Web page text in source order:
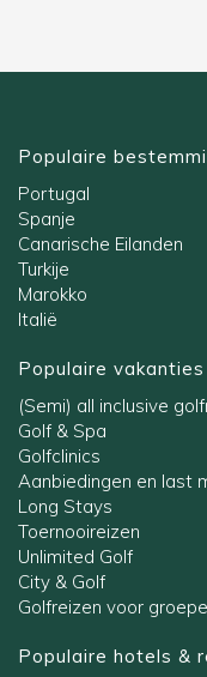
Populaire
Portugal
Spanje
Canarische Eilanden
Turkije
Marokko
Italië
Populaire vakanties
(Semi) all inclusive
Golf & Spa
Golfclinics
Aanbiedingen en last
Long Stays
Toernooireizen
Unlimited Golf
City & Golf
Golfreizen voor
Populaire hotels &